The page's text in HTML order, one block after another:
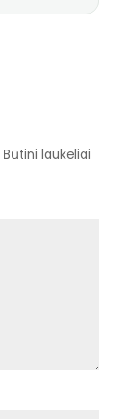
Būtini laukeliai